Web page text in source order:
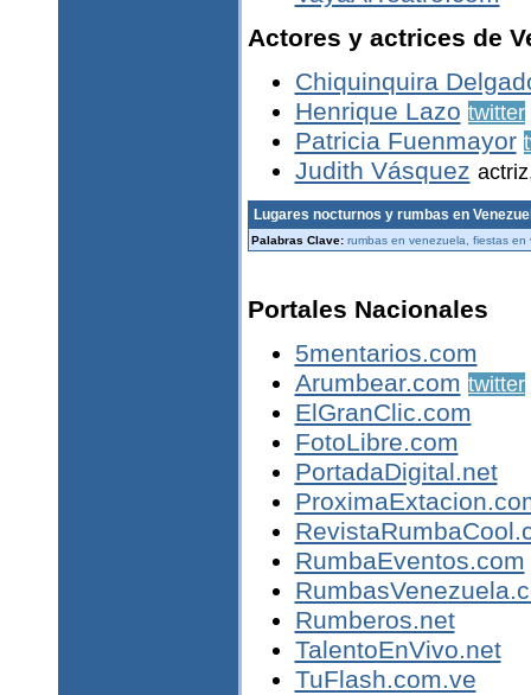
Actores y actrices de
Chiquinquira
Henrique Lazo twitter
Patricia Fuenmayor
Judith Vásquez
Lugares nocturnos y rumbas en
Palabras Clave: rumbas en venezuela, fiestas
Portales Nacionales
5mentarios.com
Arumbear.com twitter
ElGranClic.com
FotoLibre.com
PortadaDigital.net
RumbaEventos.com
Rumberos.net
TalentoEnVivo.net
TuFlash.com.ve